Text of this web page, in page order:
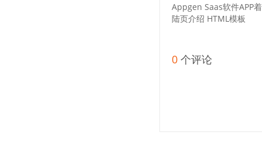
Appgen Saas软件APP着
陆页介绍 HTML模板
0 个评论